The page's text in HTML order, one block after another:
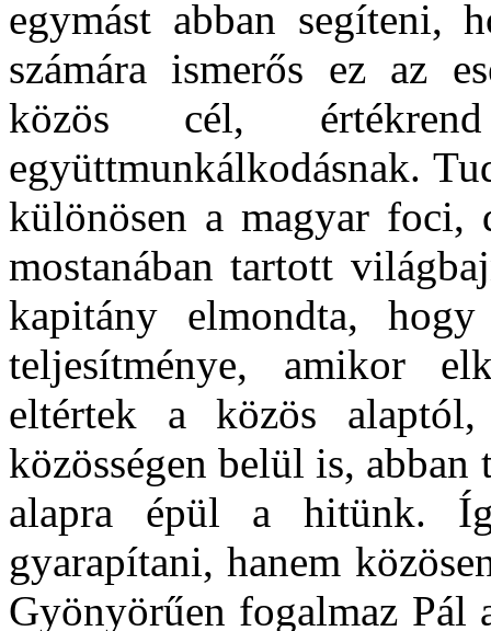
egymást abban segíteni,
számára ismerős ez az
közös cél,
együttmunkálkodásnak.
különösen a magyar foci,
mostanában tartott
kapitány elmondta,
teljesítménye, amikor
eltértek a közös alaptól,
közösségen belül is,
alapra épül a hitünk.
gyarapítani, hanem
Gyönyörűen fogalmaz Pál